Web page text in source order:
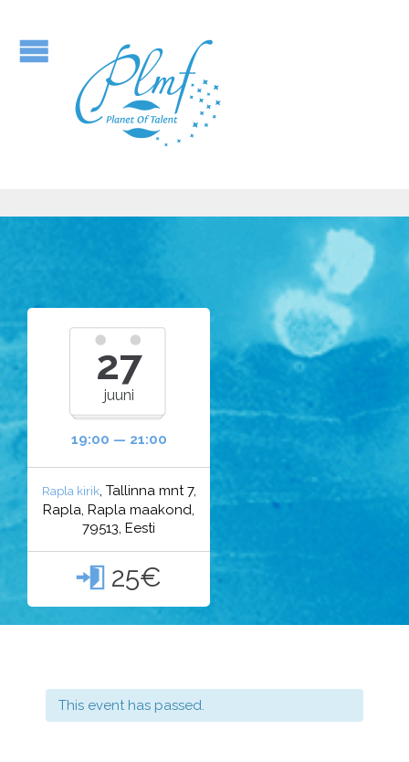
27
juuni
19:00 — 21:00
Rapla kirik, Tallinna mnt 7,
Rapla, Rapla maakond,
79513, Eesti
 25€
This event has passed.